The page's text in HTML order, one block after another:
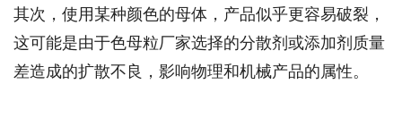
其次，使用某种颜色的母体，产品似乎更容易破裂，
这可能是由于色母粒厂家选择的分散剂或添加剂质量
差造成的扩散不良，影响物理和机械产品的属性。